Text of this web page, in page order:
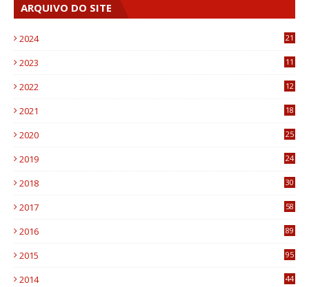
ARQUIVO DO SITE
2024 21
2023
11
2022
12
2021
18
2020
25
2019
24
2018
30
2017
58
2016
89
2015
95
2014
44